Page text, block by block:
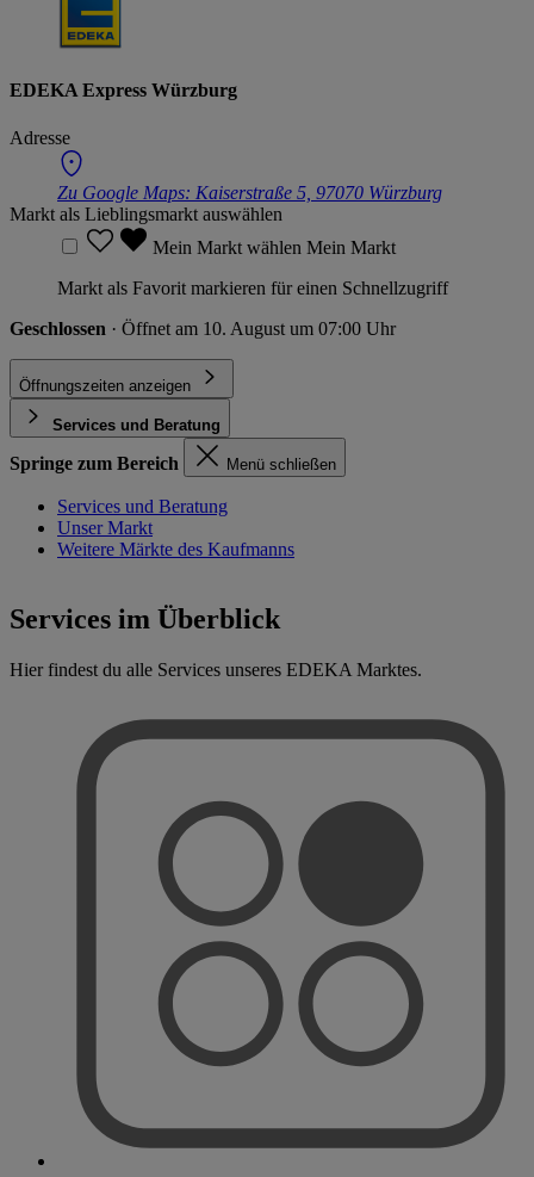
EDEKA Express Würzburg
Adresse
Zu Google Maps: Kaiserstraße 5, 97070 Würzburg
Markt als Lieblingsmarkt auswählen
Mein Markt wählen Mein Markt
Markt als Favorit markieren für einen Schnellzugriff
Geschlossen · Öffnet am 10. August um 07:00 Uhr
Öffnungszeiten anzeigen
Services und Beratung
Springe zum Bereich Menü schließen
Services und Beratung
Unser Markt
Weitere Märkte des Kaufmanns
Services im Überblick
Hier findest du alle Services unseres EDEKA Marktes.